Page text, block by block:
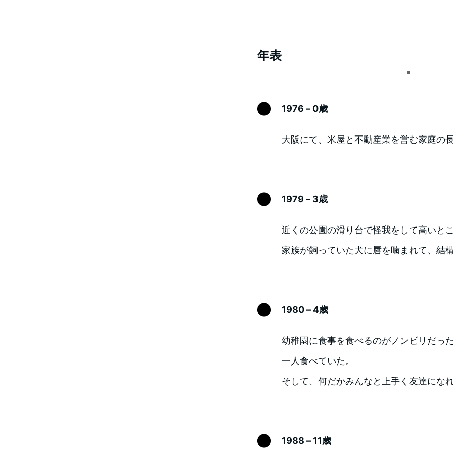
年表
1976 – 0歳
大阪にて、米屋と不動産業を営む家庭の
1979 – 3歳
近くの公園の滑り台で怪我をして高いと
家族が飼っていた犬に唇を噛まれて、結
1980 – 4歳
幼稚園に食事を食べるのがノンビリだっ
一人食べていた。
そして、何だかみんなと上手く友達にな
1988 – 11歳